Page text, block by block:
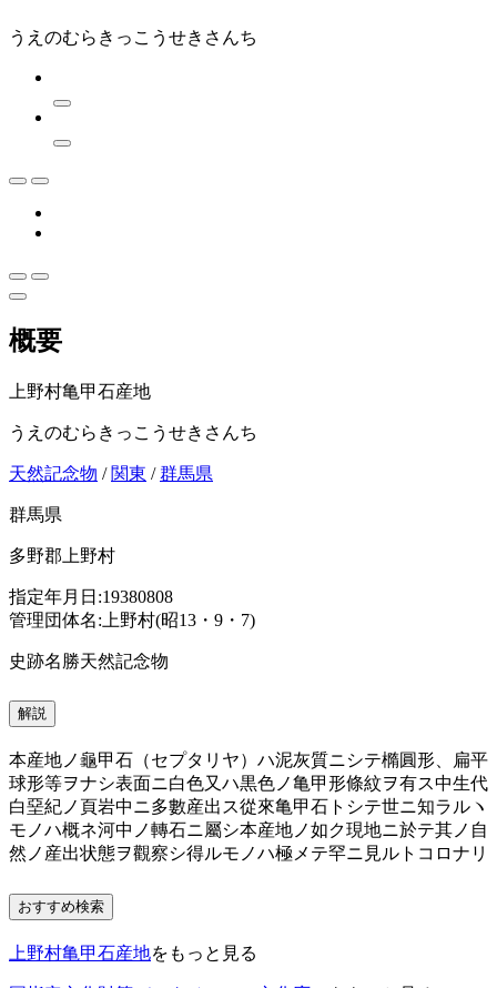
うえのむらきっこうせきさんち
概要
上野村亀甲石産地
うえのむらきっこうせきさんち
天然記念物 / 関東 /群馬県
群馬県
多野郡上野村
指定年月日:19380808
管理団体名:上野村(昭13・9・7)
史跡名勝天然記念物
解説
本産地ノ龜甲石（セプタリヤ）ハ泥灰質ニシテ橢圓形、扁平
球形等ヲナシ表面ニ白色又ハ黒色ノ亀甲形條紋ヲ有ス中生代
白堊紀ノ頁岩中ニ多數産出ス從來亀甲石トシテ世ニ知ラルヽ
モノハ概ネ河中ノ轉石ニ屬シ本産地ノ如ク現地ニ於テ其ノ自
然ノ産出状態ヲ觀察シ得ルモノハ極メテ罕ニ見ルトコロナリ
おすすめ検索
上野村亀甲石産地をもっと見る